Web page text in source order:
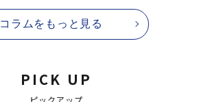
コラムをもっと見る
PICK UP
ピックアップ